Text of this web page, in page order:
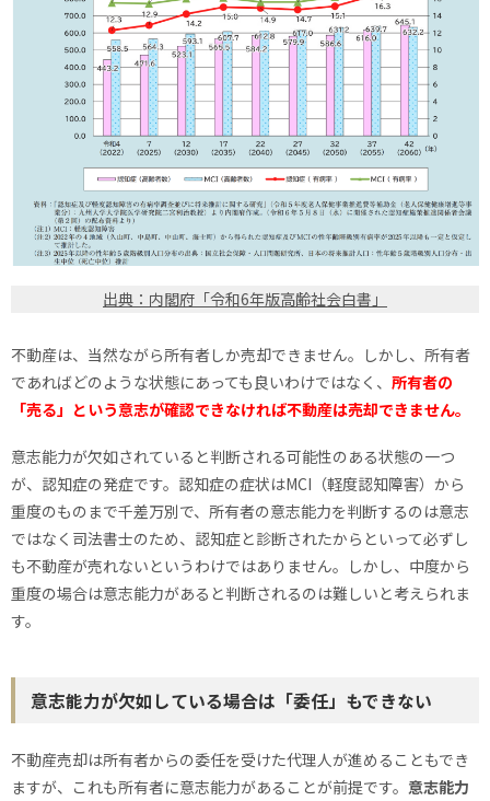
出典：内閣府「令和6年版高齢社会白書」
不動産は、当然ながら所有者しか売却できません。しかし、所有者
であればどのような状態にあっても良いわけではなく、 所有者の
「売る」という意志が確認できなければ不動産は売却できません。
意志能力が欠如されていると判断される可能性のある状態の一つ
が、認知症の発症です。認知症の症状はMCI（軽度認知障害）から
重度のものまで千差万別で、所有者の意志能力を判断するのは意志
ではなく司法書士のため、認知症と診断されたからといって必ずし
も不動産が売れないというわけではありません。しかし、中度から
重度の場合は意志能力があると判断されるのは難しいと考えられま
す。
意志能力が欠如している場合は「委任」もできない
不動産売却は所有者からの委任を受けた代理人が進めることもでき
ますが、これも所有者に意志能力があることが前提です。 意志能力